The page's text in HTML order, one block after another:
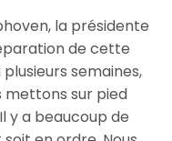
la présidente
de cette
semaines,
mettons sur pied
y a beaucoup de